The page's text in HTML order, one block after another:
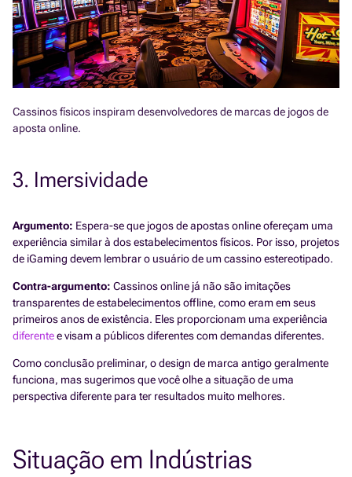
Cassinos físicos inspiram desenvolvedores de marcas de jogos de
aposta online.
3. Imersividade
Argumento: Espera-se que jogos de apostas online ofereçam uma
experiência similar à dos estabelecimentos físicos. Por isso, projetos
de iGaming devem lembrar o usuário de um cassino estereotipado.
Contra-argumento: Cassinos online já não são imitações
transparentes de estabelecimentos offline, como eram em seus
primeiros anos de existência. Eles proporcionam uma experiência
diferentee visam a públicos diferentes com demandas diferentes.
Como conclusão preliminar, o design de marca antigo geralmente
funciona, mas sugerimos que você olhe a situação de uma
perspectiva diferente para ter resultados muito melhores.
Situação em Indústrias